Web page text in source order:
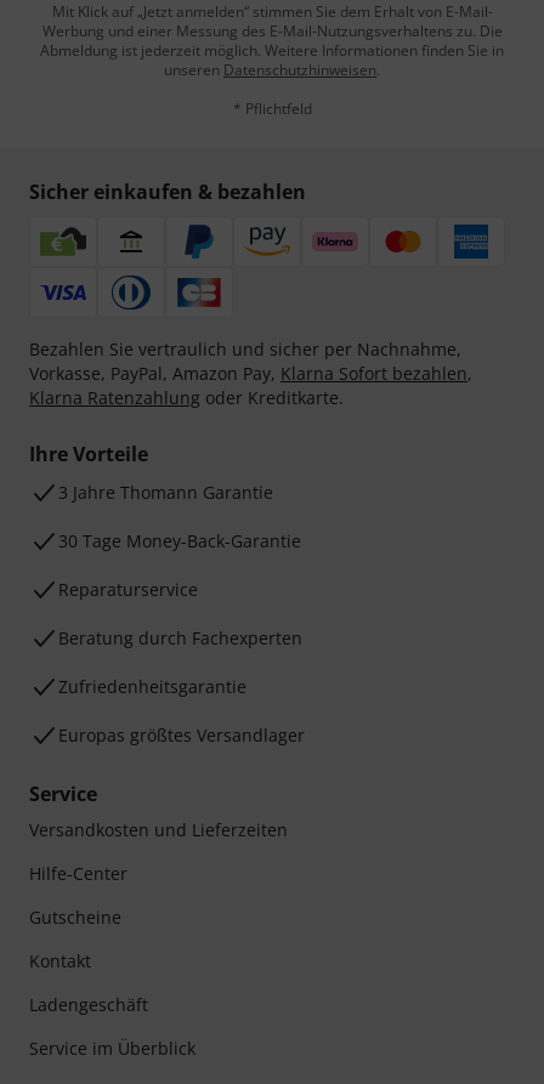
Mit Klick auf „Jetzt anmelden“ stimmen Sie dem Erhalt von E-Mail-
Werbung und einer Messung des E-Mail-Nutzungsverhaltens zu. Die
Abmeldung ist jederzeit möglich. Weitere Informationen finden Sie in
unseren Datenschutzhinweisen.
* Pflichtfeld
Sicher einkaufen & bezahlen
Bezahlen Sie vertraulich und sicher per Nachnahme,
Vorkasse, PayPal, Amazon Pay, Klarna Sofort bezahlen,
Klarna Ratenzahlung oder Kreditkarte.
Ihre Vorteile
3 Jahre Thomann Garantie
30 Tage Money-Back-Garantie
Reparaturservice
Beratung durch Fachexperten
Zufriedenheitsgarantie
Europas größtes Versandlager
Service
Versandkosten und Lieferzeiten
Hilfe-Center
Gutscheine
Kontakt
Ladengeschäft
Service im Überblick